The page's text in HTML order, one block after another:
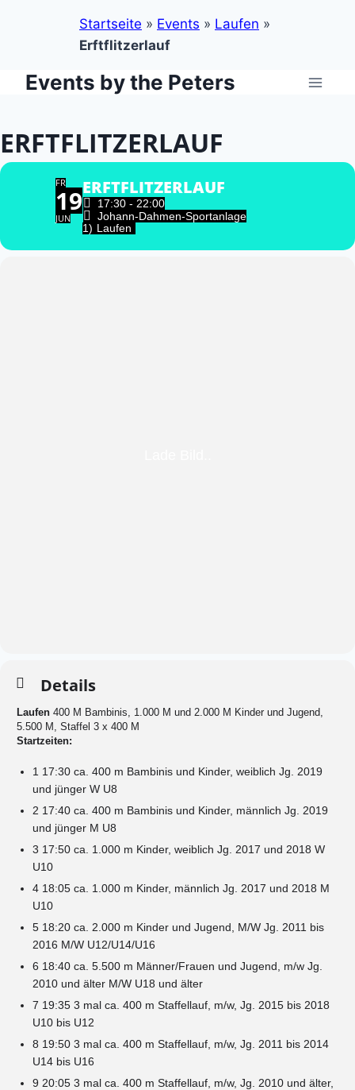
Startseite » Events » Laufen »
Erftflitzerlauf
ZumEvents by the Peters
ERFTFLITZERLAUF
FR
19
JUN
ERFTFLITZERLAUF
17:30 - 22:00
Johann-Dahmen-Sportanlage
1) Laufen
Details
Laufen 400 M Bambinis, 1.000 M und 2.000 M Kinder und Jugend,
5.500 M, Staffel 3 x 400 M
Startzeiten:
1 17:30 ca. 400 m Bambinis und Kinder, weiblich Jg. 2019
und jünger W U8
2 17:40 ca. 400 m Bambinis und Kinder, männlich Jg. 2019
und jünger M U8
3 17:50 ca. 1.000 m Kinder, weiblich Jg. 2017 und 2018 W
U10
4 18:05 ca. 1.000 m Kinder, männlich Jg. 2017 und 2018 M
U10
5 18:20 ca. 2.000 m Kinder und Jugend, M/W Jg. 2011 bis
2016 M/W U12/U14/U16
6 18:40 ca. 5.500 m Männer/Frauen und Jugend, m/w Jg.
2010 und älter M/W U18 und älter
7 19:35 3 mal ca. 400 m Staffellauf, m/w, Jg. 2015 bis 2018
U10 bis U12
8 19:50 3 mal ca. 400 m Staffellauf, m/w, Jg. 2011 bis 2014
U14 bis U16
9 20:05 3 mal ca. 400 m Staffellauf, m/w, Jg. 2010 und älter,